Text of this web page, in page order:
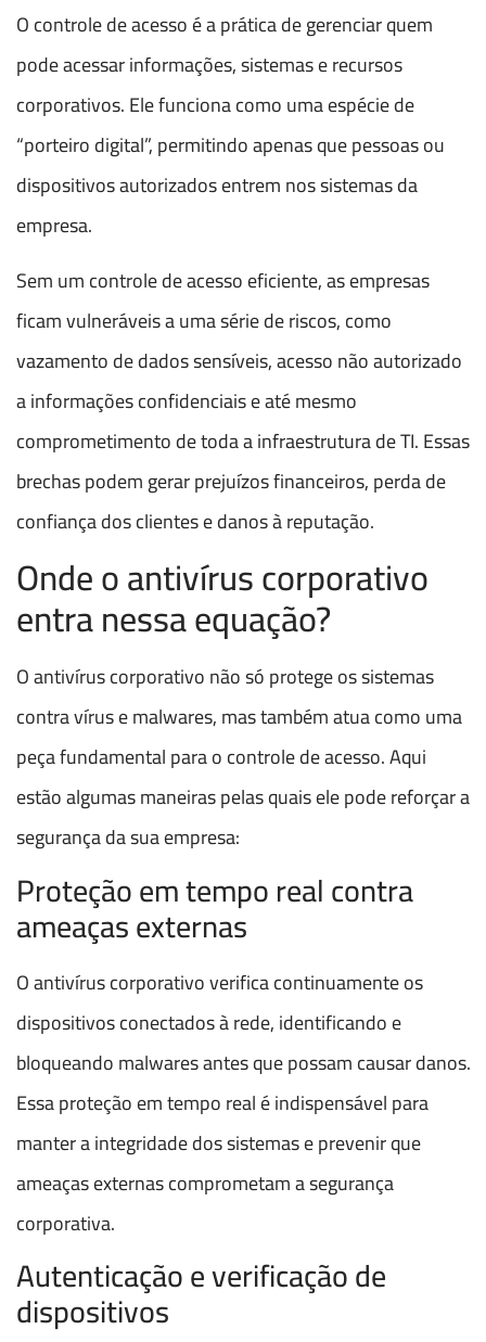
O controle de acesso é a prática de gerenciar quem
pode acessar informações, sistemas e recursos
corporativos. Ele funciona como uma espécie de
“porteiro digital”, permitindo apenas que pessoas ou
dispositivos autorizados entrem nos sistemas da
empresa.
Sem um controle de acesso eficiente, as empresas
ficam vulneráveis a uma série de riscos, como
vazamento de dados sensíveis, acesso não autorizado
a informações confidenciais e até mesmo
comprometimento de toda a infraestrutura de TI. Essas
brechas podem gerar prejuízos financeiros, perda de
confiança dos clientes e danos à reputação.
Onde o antivírus corporativo
entra nessa equação?
O antivírus corporativo não só protege os sistemas
contra vírus e malwares, mas também atua como uma
peça fundamental para o controle de acesso. Aqui
estão algumas maneiras pelas quais ele pode reforçar a
segurança da sua empresa:
Proteção em tempo real contra
ameaças externas
O antivírus corporativo verifica continuamente os
dispositivos conectados à rede, identificando e
bloqueando malwares antes que possam causar danos.
Essa proteção em tempo real é indispensável para
manter a integridade dos sistemas e prevenir que
ameaças externas comprometam a segurança
corporativa.
Autenticação e verificação de
dispositivos